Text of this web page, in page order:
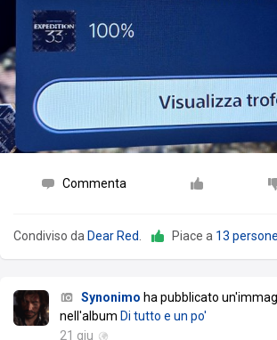
Commenta
Condiviso da Dear Red Piace a 13 persone
Synonimo ha pubblicato
nell'album Di tutto e un po'
21 giu